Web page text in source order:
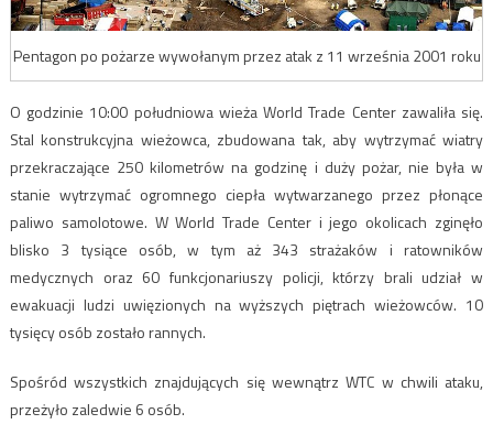
Pentagon po pożarze wywołanym przez atak z 11 września 2001 roku
O godzinie 10:00 południowa wieża World Trade Center zawaliła się.
Stal konstrukcyjna wieżowca, zbudowana tak, aby wytrzymać wiatry
przekraczające 250 kilometrów na godzinę i duży pożar, nie była w
stanie wytrzymać ogromnego ciepła wytwarzanego przez płonące
paliwo samolotowe. W World Trade Center i jego okolicach zginęło
blisko 3 tysiące osób, w tym aż 343 strażaków i ratowników
medycznych oraz 60 funkcjonariuszy policji, którzy brali udział w
ewakuacji ludzi uwięzionych na wyższych piętrach wieżowców. 10
tysięcy osób zostało rannych.
Spośród wszystkich znajdujących się wewnątrz WTC w chwili ataku,
przeżyło zaledwie 6 osób.